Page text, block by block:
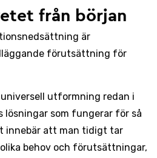
från början
är
förutsättning för
utformning redan i
lösningar som fungerar för så
innebär att man tidigt tar
behov och förutsättningar,